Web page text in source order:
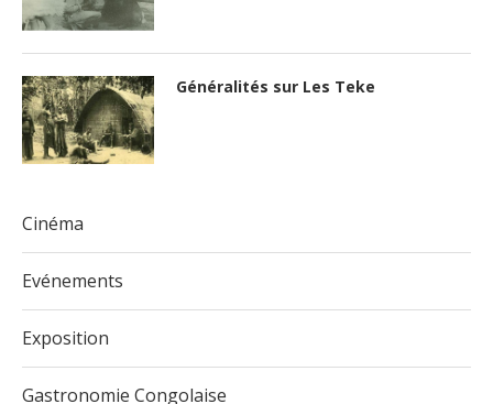
Généralités sur Les Teke
Cinéma
Evénements
Exposition
Gastronomie Congolaise